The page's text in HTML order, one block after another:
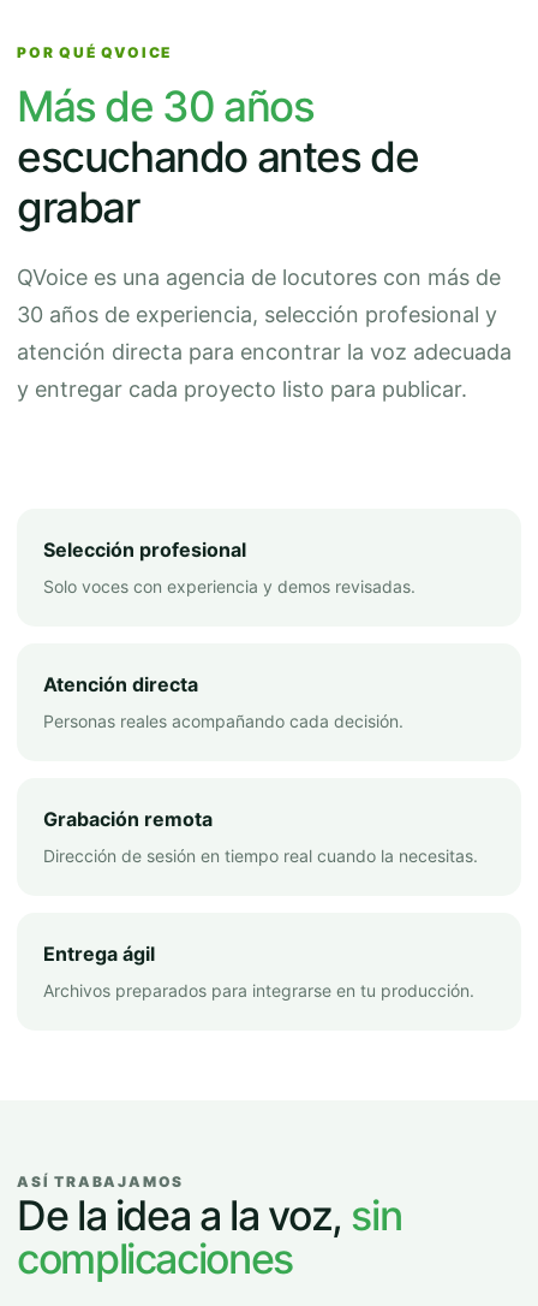
POR QUÉ QVOICE
Más de 30 años
escuchando antes de
grabar
QVoice es una agencia de locutores con más de
30 años de experiencia, selección profesional y
atención directa para encontrar la voz adecuada
y entregar cada proyecto listo para publicar.
Selección profesional
Solo voces con experiencia y demos revisadas.
Atención directa
Personas reales acompañando cada decisión.
Grabación remota
Dirección de sesión en tiempo real cuando la necesitas.
Entrega ágil
Archivos preparados para integrarse en tu producción.
ASÍ TRABAJAMOS
De la idea a la voz, sin
complicaciones